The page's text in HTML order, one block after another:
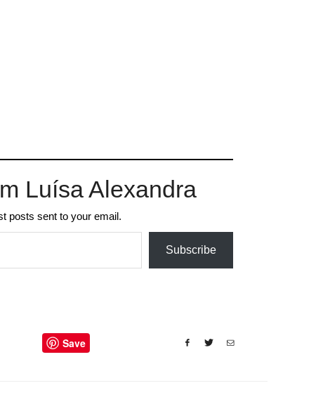
Luísa Alexandra
posts sent to your email.
Subscribe
Save